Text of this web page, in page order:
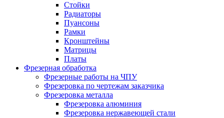
Стойки
Радиаторы
Пуансоны
Рамки
Кронштейны
Матрицы
Платы
Фрезерная обработка
Фрезерные работы на ЧПУ
Фрезеровка по чертежам заказчика
Фрезеровка металла
Фрезеровка алюминия
Фрезеровка нержавеющей стали